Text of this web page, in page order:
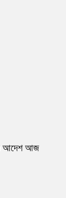
আদেশ আজ